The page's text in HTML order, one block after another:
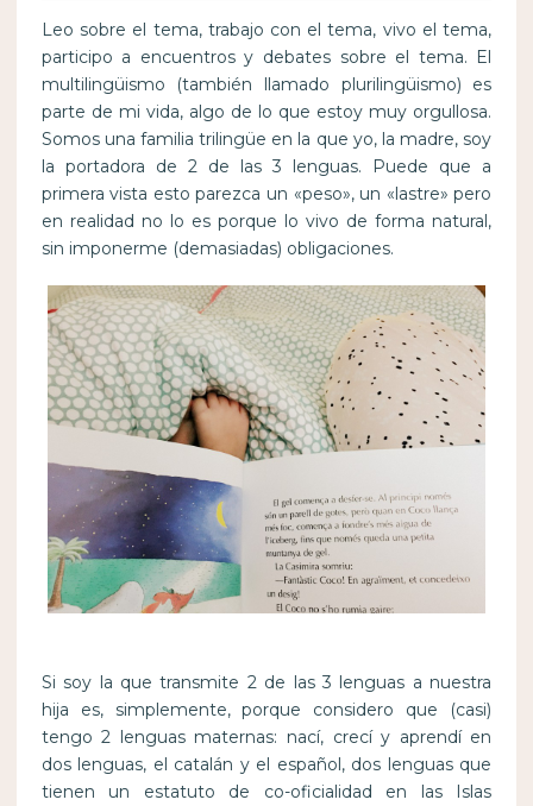
Leo sobre el tema, trabajo con el tema, vivo el tema,
participo a encuentros y debates sobre el tema. El
multilingüismo (también llamado plurilingüismo) es
parte de mi vida, algo de lo que estoy muy orgullosa.
Somos una familia trilingüe en la que yo, la madre, soy
la portadora de 2 de las 3 lenguas. Puede que a
primera vista esto parezca un «peso», un «lastre» pero
en realidad no lo es porque lo vivo de forma natural,
sin imponerme (demasiadas) obligaciones.
Si soy la que transmite 2 de las 3 lenguas a nuestra
hija es, simplemente, porque considero que (casi)
tengo 2 lenguas maternas: nací, crecí y aprendí en
dos lenguas, el catalán y el español, dos lenguas que
tienen un estatuto de co-oficialidad en las Islas